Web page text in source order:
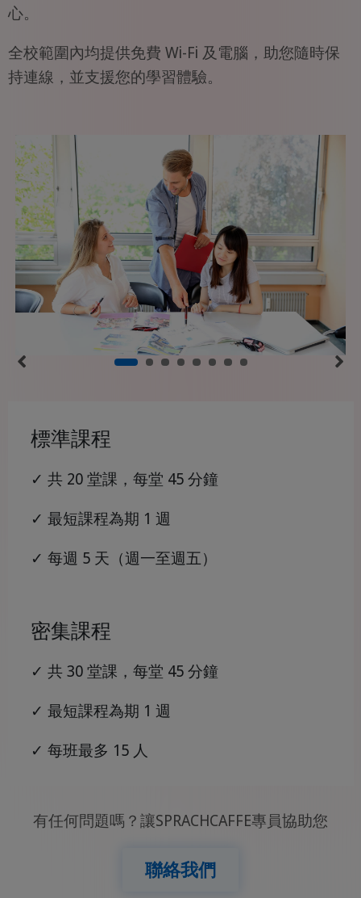
心。
全校範圍內均提供免費 Wi-Fi 及電腦，助您隨時保
持連線，並支援您的學習體驗。
標準課程
✓ 共 20 堂課，每堂 45 分鐘
✓ 最短課程為期 1 週
✓ 每週 5 天（週一至週五）
密集課程
✓ 共 30 堂課，每堂 45 分鐘
✓ 最短課程為期 1 週
✓ 每班最多 15 人
有任何問題嗎？讓SPRACHCAFFE專員協助您
聯絡我們